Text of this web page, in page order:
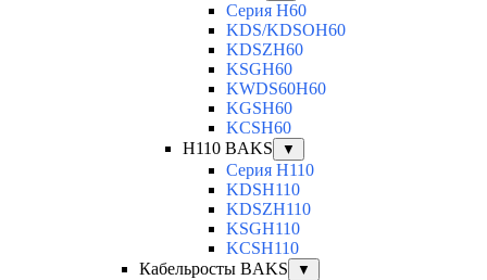
Серия H60
KDS/KDSOH60
KDSZH60
KSGH60
KWDS60H60
KGSH60
KCSH60
H110 BAKS
▼
Серия H110
KDSH110
KDSZH110
KSGH110
KCSH110
Кабельросты BAKS
▼